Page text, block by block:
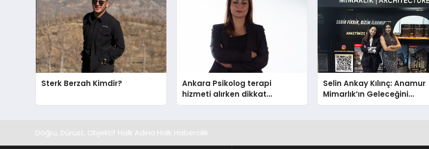
Sterk Berzah Kimdir?
Ankara Psikolog terapi
hizmeti alırken dikkat
edilecek hususlar
Selin Ankay Kılınç: Anamur
Mimarlık’ın Geleceğini
Şekillendiren Yöneticisi
Doğru, Dürüst, Objektif Halk Adına Halk Habercilik